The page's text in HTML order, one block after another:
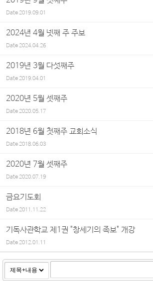
Date2019.09.01
2024년 4월 넷째 주 주보
Date2024.04.26
2019년 3월 다섯째주
Date2019.04.01
2020년 5월 셋째주
Date2020.05.17
2018년 6월 첫째주 교회소식
Date2018.06.03
2020년 7월 셋째주
Date2020.07.19
금요기도회
Date2011.11.22
기독사관학교 제1권 "창세기의 족보" 개강
Date2012.01.11